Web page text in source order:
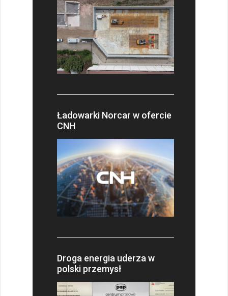
Ładowarki Norcar w ofercie
CNH
Droga energia uderza w
polski przemysł